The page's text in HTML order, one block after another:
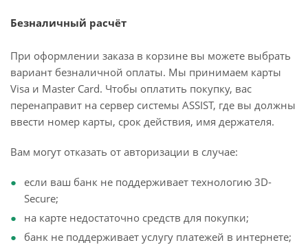
Безналичный расчёт
При оформлении заказа в корзине вы можете выбрать
вариант безналичной оплаты. Мы принимаем карты
Visa и Master Card. Чтобы оплатить покупку, вас
перенаправит на сервер системы ASSIST, где вы должны
ввести номер карты, срок действия, имя держателя.
Вам могут отказать от авторизации в случае:
если ваш банк не поддерживает технологию 3D-
Secure;
на карте недостаточно средств для покупки;
банк не поддерживает услугу платежей в интернете;